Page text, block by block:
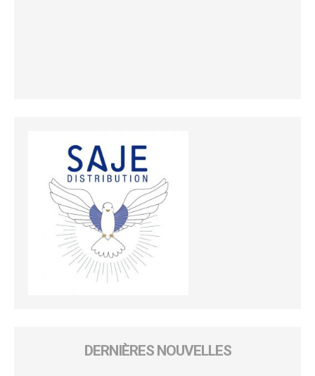
DERNIÈRES NOUVELLES